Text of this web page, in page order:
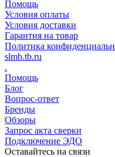
Помощь
Условия оплаты
Условия доставки
Гарантия на товар
Политика
slmb.tb.ru
.
Помощь
Блог
Вопрос-ответ
Бренды
Обзоры
Запрос акта сверки
Подключение ЭДО
Оставайтесь на связи